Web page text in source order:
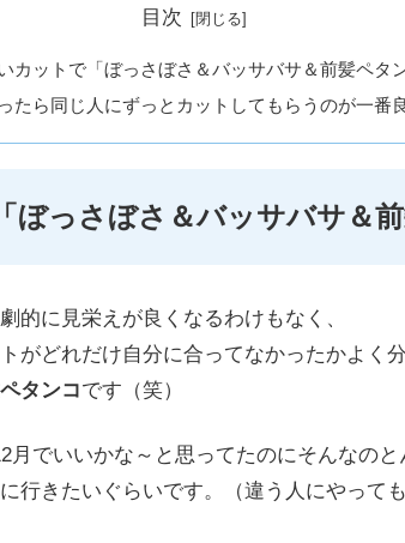
目次
カットで「ぼっさぼさ＆バッサバサ＆前髪ペタン
たら同じ人にずっとカットしてもらうのが一番
ぼっさぼさ＆バッサバサ＆前
的に見栄えが良くなるわけもなく、
がどれだけ自分に合ってなかったかよく
タンコです（笑）
でいいかな～と思ってたのにそんなのと
行きたいぐらいです。（違う人にやっても